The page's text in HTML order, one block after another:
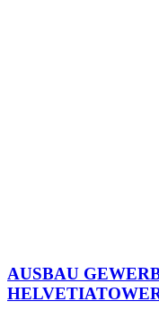
AUSBAU